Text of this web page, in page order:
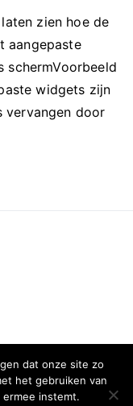
zien hoe de
aangepaste
widgets zijn
vervangen door
dat onze site zo
het gebruiken van
instemt.